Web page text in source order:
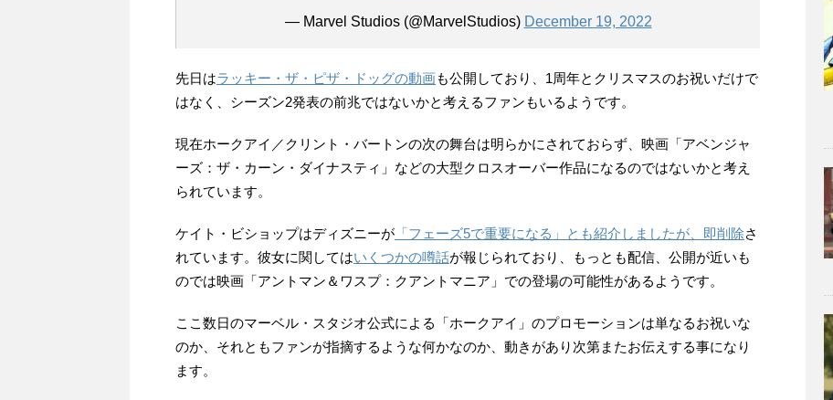
— Marvel Studios (@MarvelStudios) December 19, 2022
先日はラッキー・ザ・ピザ・ドッグの動画も公開しており、1周年とクリスマスのお祝いだけで
はなく、シーズン2発表の前兆ではないかと考えるファンもいるようです。
現在ホークアイ／クリント・バートンの次の舞台は明らかにされておらず、映画「アベンジャ
ーズ：ザ・カーン・ダイナスティ」などの大型クロスオーバー作品になるのではないかと考え
られています。
ケイト・ビショップはディズニーが 「フェーズ5で重要になる」とも紹介しましたが、即削除 さ
れています。彼女に関してはいくつかの噂話が報じられており、もっとも配信、公開が近いも
のでは映画「アントマン＆ワスプ：クアントマニア」での登場の可能性があるようです。
ここ数日のマーベル・スタジオ公式による「ホークアイ」のプロモーションは単なるお祝いな
のか、それともファンが指摘するような何かなのか、動きがあり次第またお伝えする事になり
ます。